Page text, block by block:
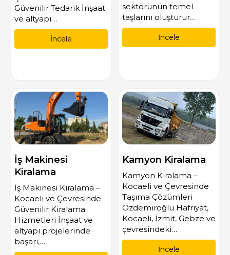
Güvenilir Tedarik İnşaat
ve altyapı…
İncele
sektörünün temel
taşlarını oluşturur…
İncele
İş Makinesi
Kiralama
İş Makinesi Kiralama –
Kocaeli ve Çevresinde
Güvenilir Kiralama
Hizmetleri İnşaat ve
altyapı projelerinde
başarı,…
Kamyon Kiralama
Kamyon Kiralama –
Kocaeli ve Çevresinde
Taşıma Çözümleri
Özdemiroğlu Hafriyat,
Kocaeli, İzmit, Gebze ve
çevresindeki…
İncele